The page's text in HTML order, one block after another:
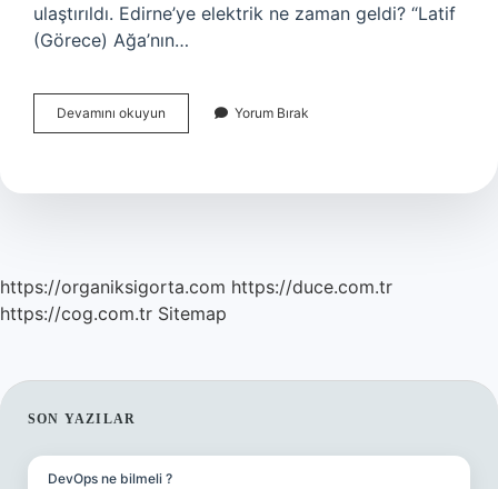
ulaştırıldı. Edirne’ye elektrik ne zaman geldi? “Latif
(Görece) Ağa’nın…
Devamını okuyun Osmanlıya
Ilk
Zaman
Yorum Bırak
https://organiksigorta.com https://duce.com.tr
https://cog.com.tr Sitemap
SIDEBAR
SON YAZILAR
DevOps ne bilmeli ?